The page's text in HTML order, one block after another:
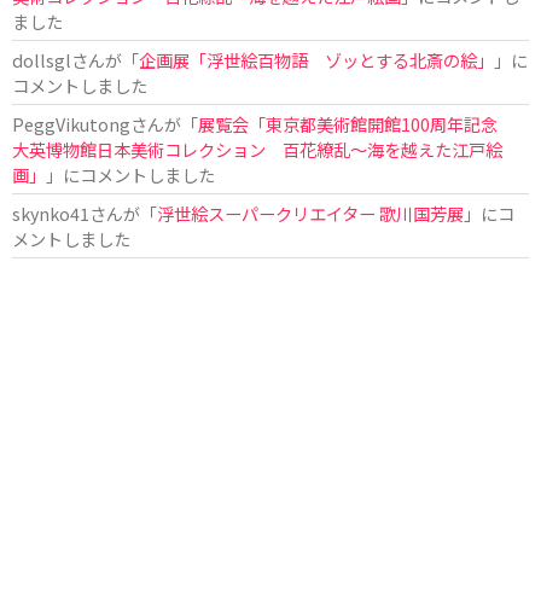
ました
dollsglさんが「企画展「浮世絵百物語 ゾッとする北斎の絵」
」に
コメントしました
PeggVikutongさんが「展覧会「東京都美術館開館100周年記念
大英博物館日本美術コレクション 百花繚乱〜海を越えた江戸絵
画」
」にコメントしました
skynko41 さんが「浮世絵スーパークリエイター 歌川国芳展 」にコ
メントしました